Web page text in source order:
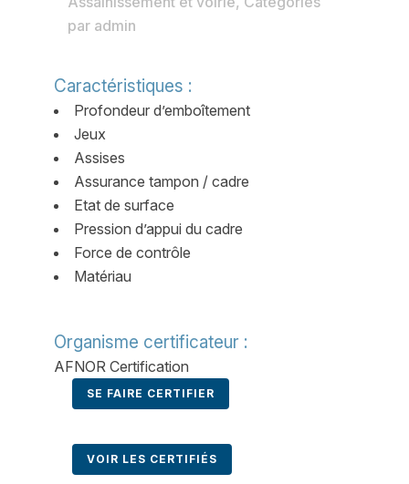
par admin
Caractéristiques :
Profondeur d’emboîtement
Jeux
Assises
Assurance tampon / cadre
Etat de surface
Pression d’appui du cadre
Force de contrôle
Matériau
Organisme certificateur :
AFNOR Certification
SE FAIRE CERTIFIER
VOIR LES CERTIFIÉS